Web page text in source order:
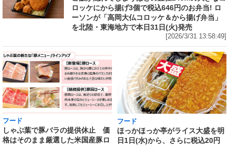
ロッケにから揚げ3個で税込646円のお弁当! ロ
ーソンが「高岡大仏コロッケ＆から揚げ弁当」
を北陸・東海地方で本日31日(火)発売
[2026/3/31 13:58:49]
フード
しゃぶ葉で豚バラの提供休止 価
格はそのまま厳選した米国産豚ロ
フード
ほっかほっか亭がライス大盛を明
日1日(水)から、さらに税込20円